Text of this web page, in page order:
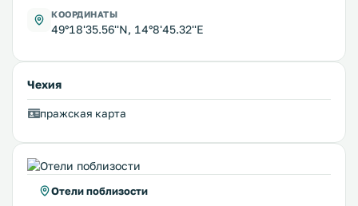
КООРДИНАТЫ
49°18'35.56''N, 14°8'45.32''E
Чехия
пражская карта
Отели поблизости